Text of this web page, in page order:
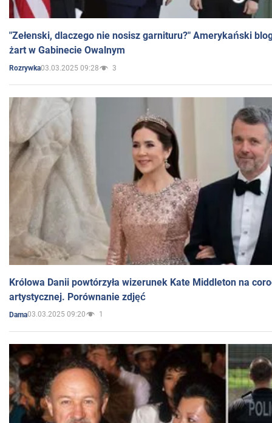
"Zełenski, dlaczego nie nosisz garnituru?" Amerykański
żart w Gabinecie Owalnym
Rozrywka03.03.2025 09:28 3
Królowa Danii powtórzyła wizerunek Kate Middleton na
artystycznej. Porównanie zdjęć
Dama03.03.2025 09:20 1